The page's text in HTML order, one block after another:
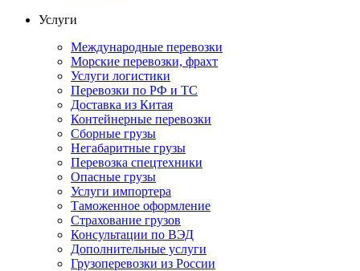
Услуги
Международные перевозки
Морские перевозки, фрахт
Услуги логистики
Перевозки по РФ и ТС
Доставка из Китая
Контейнерные перевозки
Сборные грузы
Негабаритные грузы
Перевозка спецтехники
Опасные грузы
Услуги импортера
Таможенное оформление
Страхование грузов
Консультации по ВЭД
Дополнительные услуги
Грузоперевозки из России